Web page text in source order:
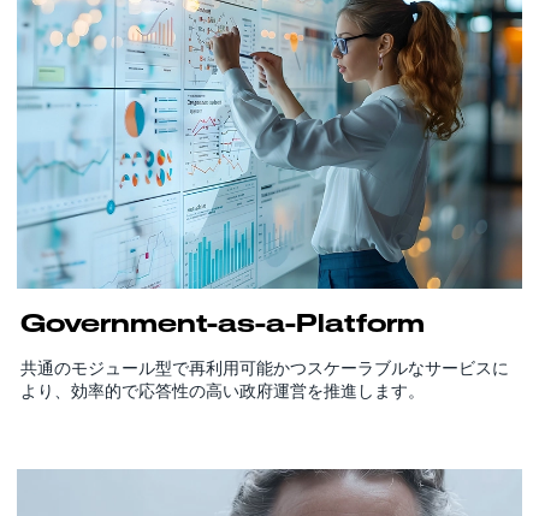
Government-as-a-Platform
共通のモジュール型で再利用可能かつスケーラブルなサービスに
より、効率的で応答性の高い政府運営を推進します。